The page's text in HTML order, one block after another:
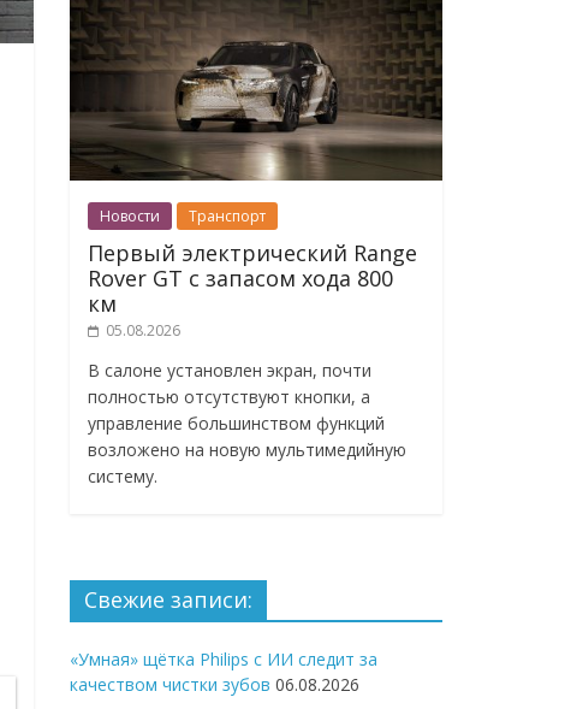
Новости Транспорт
Первый электрический Range
Rover GT с запасом хода 800
км
05.08.2026
В салоне установлен экран, почти
полностью отсутствуют кнопки, а
управление большинством функций
возложено на новую мультимедийную
систему.
Свежие записи:
«Умная» щётка Philips с ИИ следит за
качеством чистки зубов 06.08.2026